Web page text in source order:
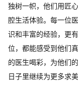
独树一帜，他们用匠
腔生活体验。每一位
识和丰富的经验，更
位，都能感受到他们
的医生喝彩，为他们
日子里继续为更多求